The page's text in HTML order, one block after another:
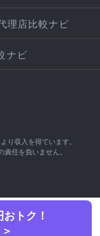
理店比較ナビ
ナビ
り収入を得ています。
任を負いません。
トク！